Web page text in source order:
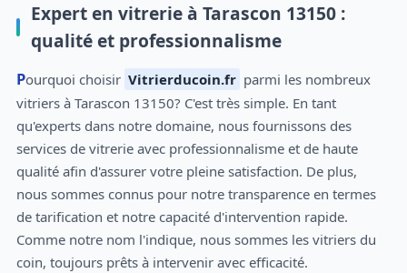
Expert en vitrerie à Tarascon 13150 :
qualité et professionnalisme
Pourquoi choisir Vitrierducoin.fr parmi les nombreux
vitriers à Tarascon 13150? C'est très simple. En tant
qu'experts dans notre domaine, nous fournissons des
services de vitrerie avec professionnalisme et de haute
qualité afin d'assurer votre pleine satisfaction. De plus,
nous sommes connus pour notre transparence en termes
de tarification et notre capacité d'intervention rapide.
Comme notre nom l'indique, nous sommes les vitriers du
coin, toujours prêts à intervenir avec efficacité.